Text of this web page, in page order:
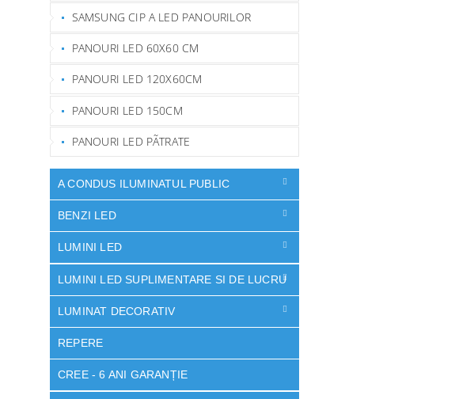
SAMSUNG CIP A LED PANOURILOR
PANOURI LED 60X60 CM
PANOURI LED 120X60CM
PANOURI LED 150CM
PANOURI LED PÃTRATE
A CONDUS ILUMINATUL PUBLIC
BENZI LED
LUMINI LED
LUMINI LED SUPLIMENTARE SI DE LUCRU
LUMINAT DECORATIV
REPERE
CREE - 6 ANI GARANȚIE